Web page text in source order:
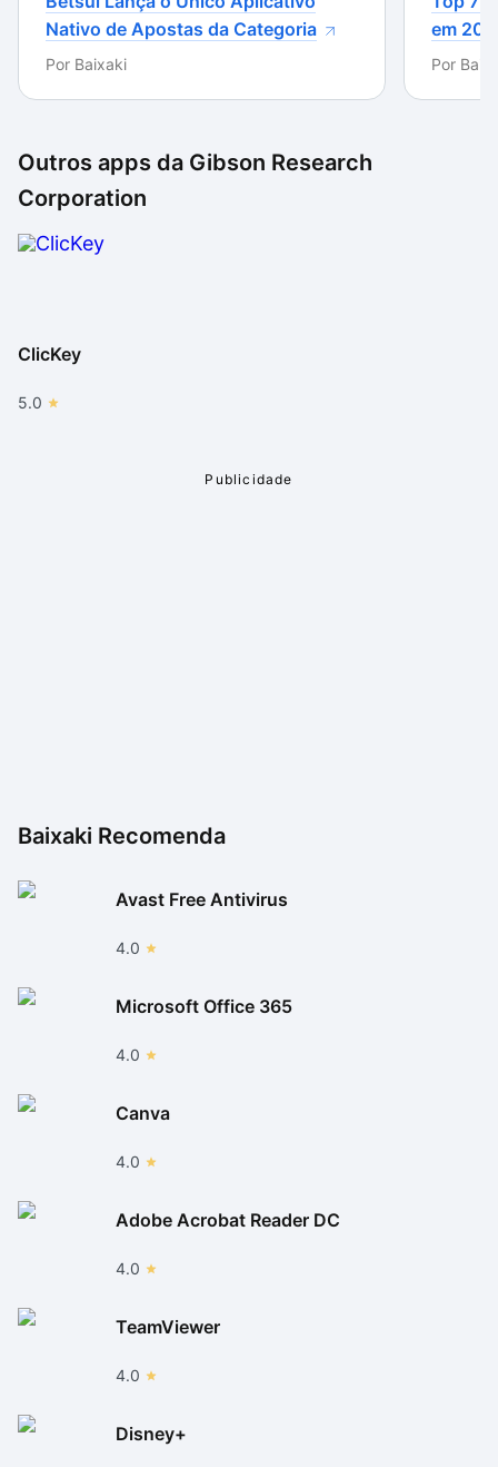
Nativo de Apostas da Categoria
Por Baixaki
em
Por
Outros apps da Gibson Research
Corporation
ClicKey
5.0
Baixaki Recomenda
Avast Free Antivirus
4.0
Microsoft Office 365
4.0
Canva
4.0
Adobe Acrobat Reader DC
4.0
TeamViewer
4.0
Disney+